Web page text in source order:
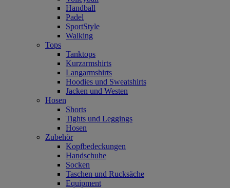
Handball
Padel
SportStyle
Walking
Tops
Tanktops
Kurzarmshirts
Langarmshirts
Hoodies und Sweatshirts
Jacken und Westen
Hosen
Shorts
Tights und Leggings
Hosen
Zubehör
Kopfbedeckungen
Handschuhe
Socken
Taschen und Rucksäche
Equipment